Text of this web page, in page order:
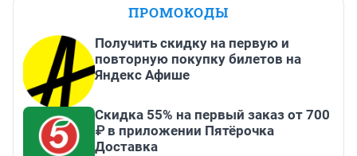
ПРОМОКОДЫ
Получить скидку на первую и
повторную покупку билетов на
Яндекс Афише
Скидка 55% на первый заказ от 700
₽ в приложении Пятёрочка
Доставка